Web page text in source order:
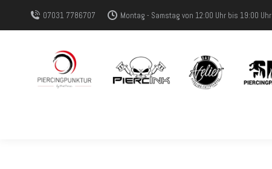
07031 7786707 Montag - Samstag von 12:00 Uhr bis 19:00 Uhr